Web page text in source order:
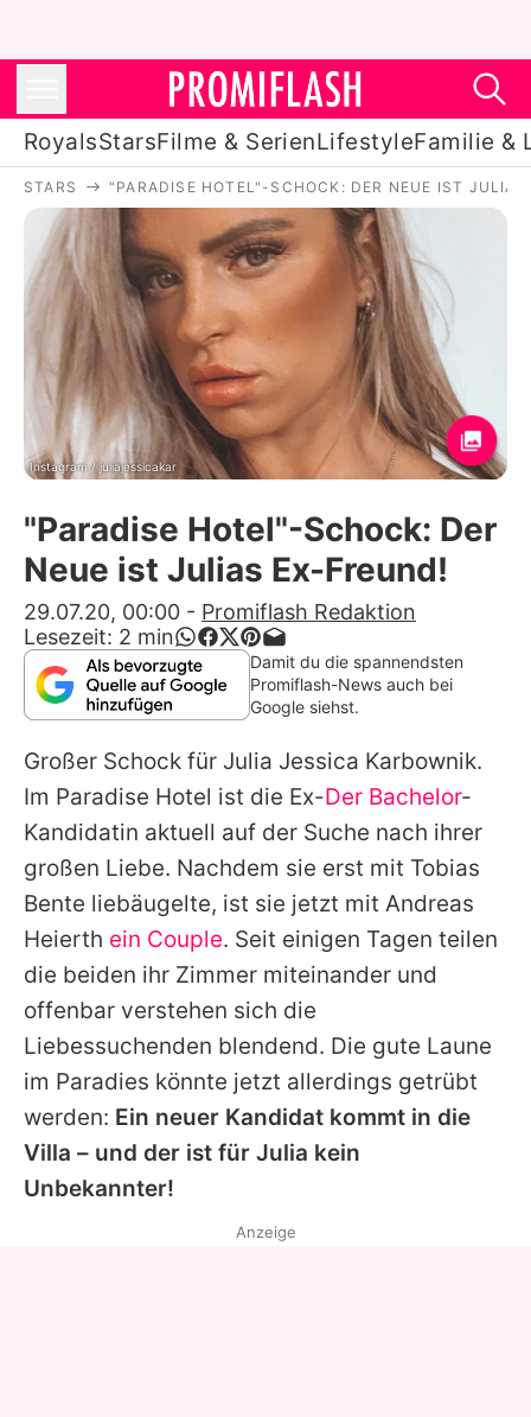
RoyalsStarsFilme & SerienLifestyleFamilie &
Royals
Stars
Filme & Serien
Lifestyle
Familie & Liebe
Promiflash Exklusiv
Alle Themen auf Promiflash
App runterladen
Team
Redaktionelle Richtlinien
Impressum
Nutzungsbedingungen
Utiq verwalten
STARS "PARADISE HOTEL"-SCHOCK: DER NEUE IST
Instagram / juliajessicakar
"Paradise Hotel"-Schock: Der
Neue ist Julias Ex-Freund!
29.07.20, 00:00 - Promiflash Redaktion
Lesezeit: 2 min
Damit du die spannendsten
Promiflash-News auch bei
Google siehst.
Großer Schock für Julia Jessica Karbownik.
Im Paradise Hotel ist die Ex-Der Bachelor-
Kandidatin aktuell auf der Suche nach ihrer
großen Liebe. Nachdem sie erst mit Tobias
Bente liebäugelte, ist sie jetzt mit Andreas
Heierth ein Couple. Seit einigen Tagen teilen
die beiden ihr Zimmer miteinander und
offenbar verstehen sich die
Liebessuchenden blendend. Die gute Laune
im Paradies könnte jetzt allerdings getrübt
werden: Ein neuer Kandidat kommt in die
Villa – und der ist für Julia kein
Unbekannter!
Anzeige